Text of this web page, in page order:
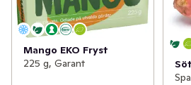
Mango EKO Fryst
225 g, Garant